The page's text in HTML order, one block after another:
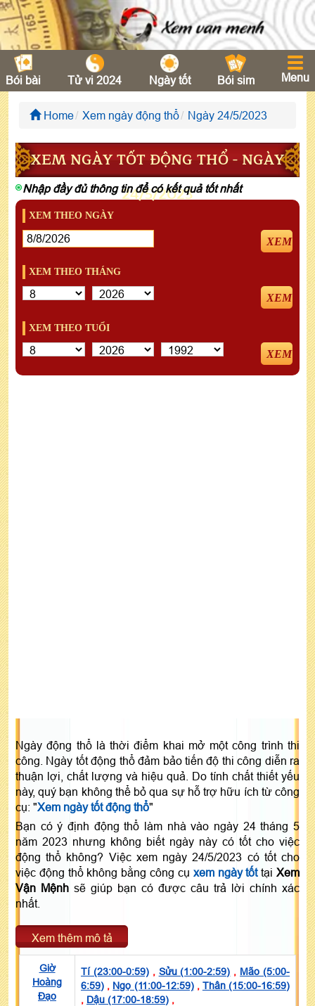
Bói bài Tử vi 2024 Ngày tốt Bói sim Menu
Home Xem ngày động thổ Ngày 24/5/2023
XEM NGÀY TỐT ĐỘNG THỔ - NGÀY
24/5/2023
Nhập đầy đủ thông tin để có kết quả tốt nhất
XEM THEO NGÀY
XEM
XEM THEO THÁNG
XEM
XEM THEO TUỔI
XEM
Ngày động thổ là thời điểm khai mở một công trình thi
công. Ngày tốt động thổ đảm bảo tiến độ thi công diễn ra
thuận lợi, chất lượng và hiệu quả. Do tính chất thiết yếu
này, quý bạn không thể bỏ qua sự hỗ trợ hữu ích từ công
cụ: "Xem ngày tốt động thổ"
Bạn có ý định động thổ làm nhà vào ngày 24 tháng 5
năm 2023 nhưng không biết ngày này có tốt cho việc
động thổ không? Việc xem ngày 24/5/2023 có tốt cho
việc động thổ không bằng công cụ xem ngày tốttạiXem
Vận Mệnh sẽ giúp bạn có được câu trả lời chính xác
nhất.
Xem thêm mô tả
Giờ
Hoàng
Đạo
Tí (23:00-0:59), Sửu (1:00-2:59) , Mão (5:00-
6:59) , Ngọ (11:00-12:59), Thân (15:00-16:59)
, Dậu (17:00-18:59) ,